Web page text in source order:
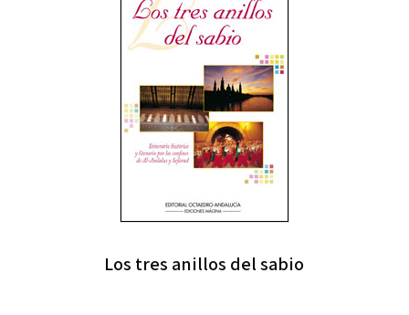
Los tres anillos del sabio